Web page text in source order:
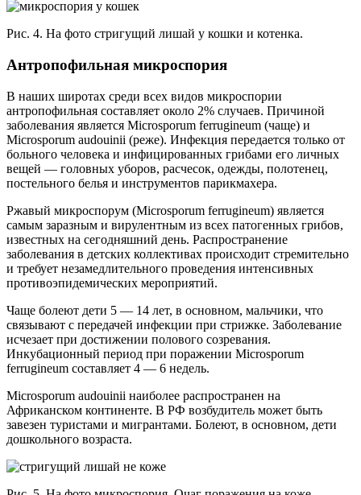
Рис. 4. На фото стригущий лишай у кошки и котенка.
Антропофильная микроспория
В наших широтах среди всех видов микроспории
антропофильная составляет около 2% случаев. Причиной
заболевания является Microsporum ferrugineum (чаще) и
Microsporum audouinii (реже). Инфекция передается только от
больного человека и инфицированных грибами его личных
вещей — головных уборов, расчесок, одежды, полотенец,
постельного белья и инструментов парикмахера.
Ржавый микроспорум (Microsporum ferrugineum) является
самым заразным и вирулентным из всех патогенных грибов,
известных на сегодняшний день. Распространение
заболевания в детских коллективах происходит стремительно
и требует незамедлительного проведения интенсивных
противоэпидемических мероприятий.
Чаще болеют дети 5 — 14 лет, в основном, мальчики, что
связывают с передачей инфекции при стрижке. Заболевание
исчезает при достижении полового созревания.
Инкубационный период при поражении Microsporum
ferrugineum составляет 4 — 6 недель.
Microsporum audouinii наиболее распространен на
Африканском континенте. В РФ возбудитель может быть
завезен туристами и мигрантами. Болеют, в основном, дети
дошкольного возраста.